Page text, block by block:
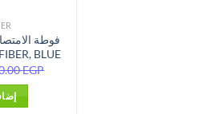
فوطة
BLUE
EGP